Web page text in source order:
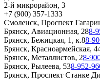
2-й микрорайон, 3
+7 (900) 357-1333
Смоленск, Проспект
Брянск, Авиационная, 288-
Брянск, Бежицкая, 1, к.88-
Брянск, Красноармейская,
Брянск, Металлистов, 28-
Брянск, Рылеева, 538-952-
Брянск, Проспект Станке